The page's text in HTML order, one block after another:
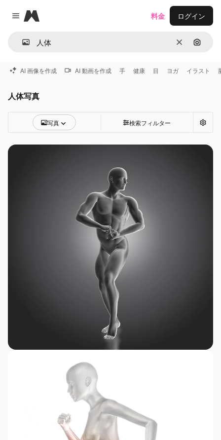
Close menu
Magnific
消去 画像で
料金 ログイン
AI 画像を作成 AI 動画を作成 手 健康 目 ヨガ イラスト
人体写真
写真 検索フィルター